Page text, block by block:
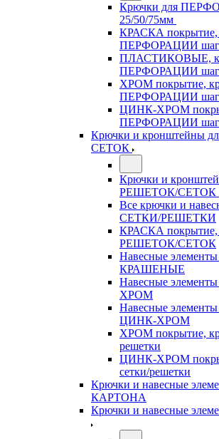
Крючки для
25/50/75мм
КРАСКА покрытие,
ПЕРФОРАЦИИ шаг
ПЛАСТИКОВЫЕ,
ПЕРФОРАЦИИ шаг
ХРОМ покрытие,
ПЕРФОРАЦИИ шаг
ЦИНК-ХРОМ
ПЕРФОРАЦИИ шаг
Крючки и кронштейны
СЕТОК
Крючки и
РЕШЕТОК/СЕТОК
Все крючки и
СЕТКИ/РЕШЕТКИ
КРАСКА покрытие,
РЕШЕТОК/СЕТОК
Навесные элементы
КРАШЕНЫЕ
Навесные элементы
ХРОМ
Навесные элементы
ЦИНК-ХРОМ
ХРОМ покрытие,
решетки
ЦИНК-ХРОМ
сетки/решетки
Крючки и навесные
КАРТОНА
Крючки и навесные